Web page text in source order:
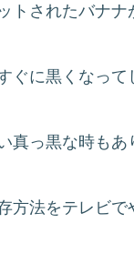
トされたバナ
ぐに黒くなって
真っ黒な時もあ
方法をテレビで